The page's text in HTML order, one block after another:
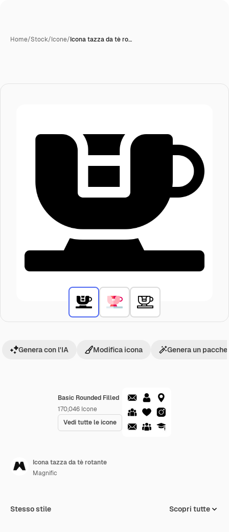
Home/Stock/Icone/Icona tazza da tè ro…
Basic Rounded Filled
170,046 Icone
Vedi tutte le icone
Genera con l'IA Modifica icona Genera un
Icona tazza da tè rotante
Magnific
Stesso stile Scopri tutte